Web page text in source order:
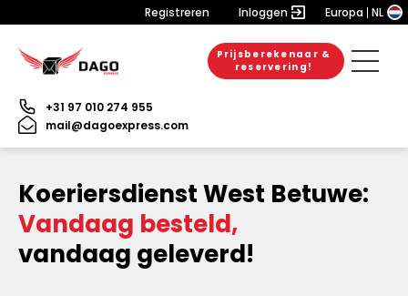
Registreren Inloggen Europa NL
Prijsberekenaar &
reservering!
+31 97 010 274 955
mail@dagoexpress.com
Koeriersdienst West Betuwe:
Vandaag besteld,
vandaag geleverd!